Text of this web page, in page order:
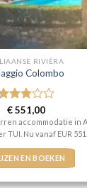
RIVIÈRA
Colombo
Gewaardeerd
uit 5
€551,00
accommodatie in
Nu vanaf EUR
EN BOEKEN